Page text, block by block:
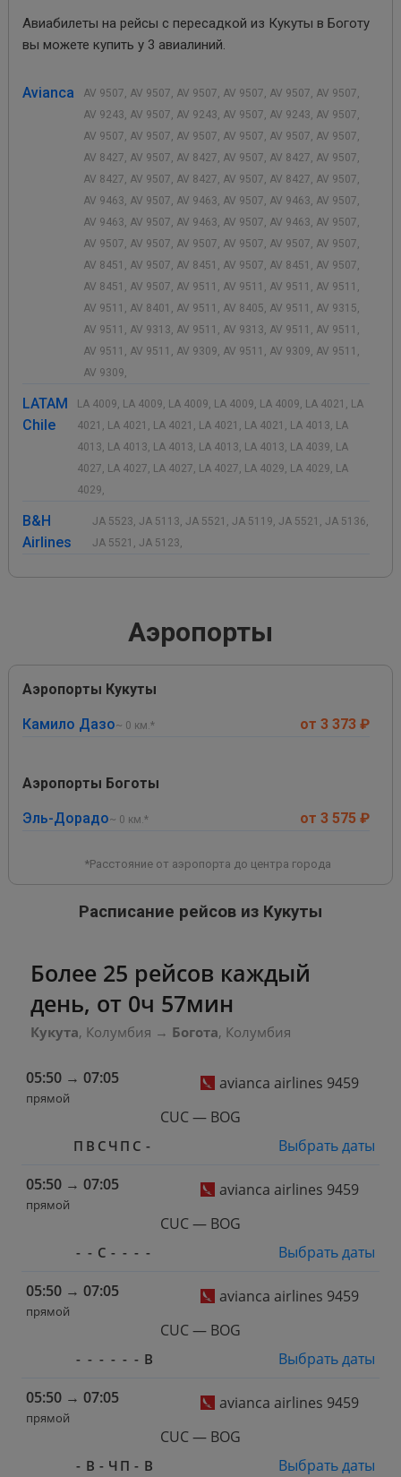
Авиабилеты на рейсы с пересадкой из Кукуты в Боготу
вы можете купить у 3 авиалиний.
Avianca
AV 9507, AV 9507, AV 9507, AV 9507, AV 9507, AV 9507,
AV 9243, AV 9507, AV 9243, AV 9507, AV 9243, AV 9507,
AV 9507, AV 9507, AV 9507, AV 9507, AV 9507, AV 9507,
AV 8427, AV 9507, AV 8427, AV 9507, AV 8427, AV 9507,
AV 8427, AV 9507, AV 8427, AV 9507, AV 8427, AV 9507,
AV 9463, AV 9507, AV 9463, AV 9507, AV 9463, AV 9507,
AV 9463, AV 9507, AV 9463, AV 9507, AV 9463, AV 9507,
AV 9507, AV 9507, AV 9507, AV 9507, AV 9507, AV 9507,
AV 8451, AV 9507, AV 8451, AV 9507, AV 8451, AV 9507,
AV 8451, AV 9507, AV 9511, AV 9511, AV 9511, AV 9511,
AV 9511, AV 8401, AV 9511, AV 8405, AV 9511, AV 9315,
AV 9511, AV 9313, AV 9511, AV 9313, AV 9511, AV 9511,
AV 9511, AV 9511, AV 9309, AV 9511, AV 9309, AV 9511,
AV 9309,
LATAM
Chile
LA 4009, LA 4009, LA 4009, LA 4009, LA 4009, LA 4021, LA
4021, LA 4021, LA 4021, LA 4021, LA 4021, LA 4013, LA
4013, LA 4013, LA 4013, LA 4013, LA 4013, LA 4039, LA
4027, LA 4027, LA 4027, LA 4027, LA 4029, LA 4029, LA
4029,
B&H
Airlines
JA 5523, JA 5113, JA 5521, JA 5119, JA 5521, JA 5136,
JA 5521, JA 5123,
Аэропорты
Аэропорты Кукуты
Камило Дазо~ 0 км.* от 3 373 ₽
Аэропорты Боготы
Эль-Дорадо~ 0 км.* от 3 575 ₽
*Расстояние от аэропорта до центра города
Расписание рейсов из Кукуты
Более 25 рейсов каждый
день, от 0ч 57мин
Кукута, Колумбия → Богота, Колумбия
05:50 → 07:05
прямой
avianca airlines 9459
CUC — BOG
П В С Ч П С -
Выбрать даты
05:50 → 07:05
прямой
avianca airlines 9459
CUC — BOG
- - С - - - -
Выбрать даты
05:50 → 07:05
прямой
avianca airlines 9459
CUC — BOG
- - - - - - В
Выбрать даты
05:50 → 07:05
прямой
avianca airlines 9459
CUC — BOG
- В - Ч П - В
Выбрать даты